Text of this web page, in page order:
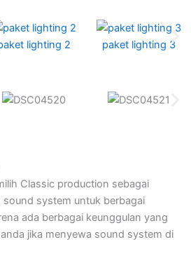
lighting 2 paket lighting 3
Classic production sebagai
sound system untuk berbagai
ada berbagai keunggulan yang
jika menyewa sound system di